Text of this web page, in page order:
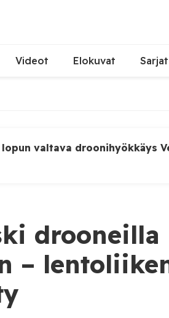
Videot Elokuvat Sarjat
lopun valtava droonihyökkäys
drooneilla
–